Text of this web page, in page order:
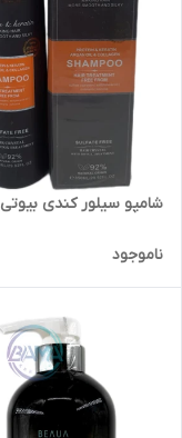
شامپو سیلور کندی بیوتی
ناموجود